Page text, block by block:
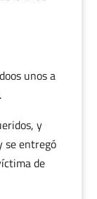
unos a
y
se entregó
de